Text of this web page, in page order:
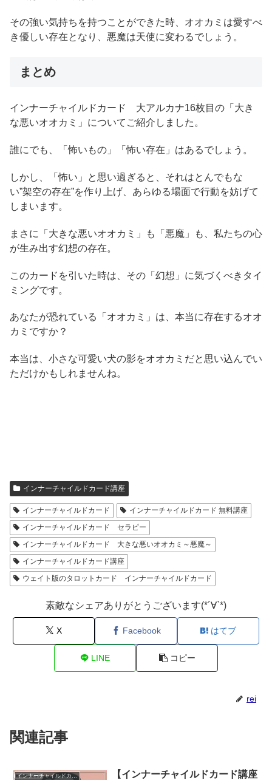
その強い気持ちを持つことができた時、オオカミは愛すべ
き優しい存在となり、悪魔は天使に変わるでしょう。
まとめ
インナーチャイルドカード 大アルカナ16枚目の「大き
な悪いオオカミ」についてご紹介しました。
誰にでも、「怖いもの」「怖い存在」はあるでしょう。
しかし、「怖い」と思い過ぎると、それはとんでもな
い”架空の存在”を作り上げ、あらゆる場面で行動を妨げて
しまいます。
まさに「大きな悪いオオカミ」も「悪魔」も、私たちの心
が生み出す幻想の存在。
このカードを引いた時は、その「幻想」に気づくべきタイ
ミングです。
あなたが恐れている「オオカミ」は、本当に存在するオオ
カミですか？
本当は、小さな可愛い犬の影をオオカミだと思い込んでい
ただけかもしれませんね。
インナーチャイルドカード講座
インナーチャイルドカード
インナーチャイルドカード 無料講座
インナーチャイルドカード セラピー
インナーチャイルドカード 大きな悪いオオカミ～悪魔～
インナーチャイルドカード講座
ウェイト版のタロットカード インナーチャイルドカード
素敵なシェアありがとうございます(*´∀`*)
X Facebook はてブ
LINE コピー
rei
関連記事
インナーチャイルドカード講座
【インナーチャイルドカード講座